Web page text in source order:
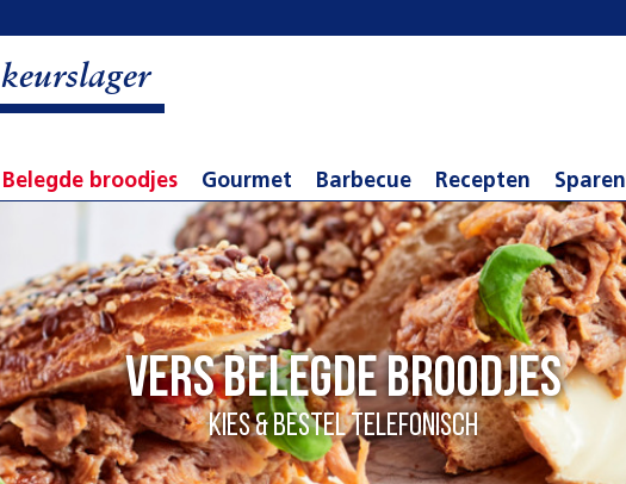
keurslager
Belegde broodjes Gourmet Barbecue Recepten Sparen
Vers belegde broodjes
Kies & bestel telefonisch